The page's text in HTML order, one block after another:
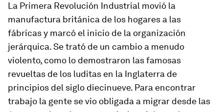
La Primera Revolución Industrial movió la
manufactura británica de los hogares a las
fábricas y marcó el inicio de la organización
jerárquica. Se trató de un cambio a menudo
violento, como lo demostraron las famosas
revueltas de los luditas en la Inglaterra de
principios del siglo diecinueve. Para encontrar
trabajo la gente se vio obligada a migrar desde las